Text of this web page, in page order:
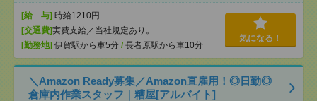
[給 与] 時給1210円
[交通費]実費支給／当社規定あり。
[勤務地] 伊賀駅から車5分 / 長者原駅から車10分
気になる！
＼Amazon Ready募集／Amazon直雇用！◎日勤◎
倉庫内作業スタッフ｜糟屋[アルバイト]